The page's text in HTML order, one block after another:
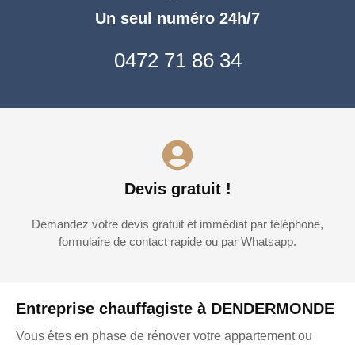
Entreprise chauffagiste à DENDERMONDE
Vous êtes en phase de rénover votre appartement ou
Un seul numéro 24h/7
0472 71 86 34
Devis gratuit !
Demandez votre devis gratuit et immédiat par téléphone,
formulaire de contact rapide ou par Whatsapp.